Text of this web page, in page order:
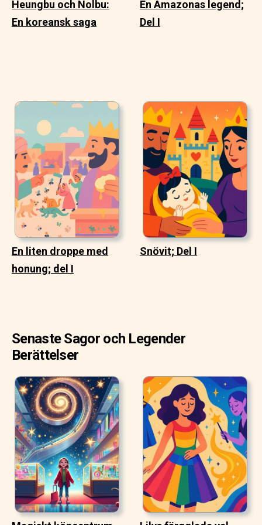
Heungbu och Nolbu:
En koreansk saga
En Amazonas legend;
Del I
En liten droppe med
honung; del I
Snövit; Del I
Senaste Sagor och Legender
Berättelser